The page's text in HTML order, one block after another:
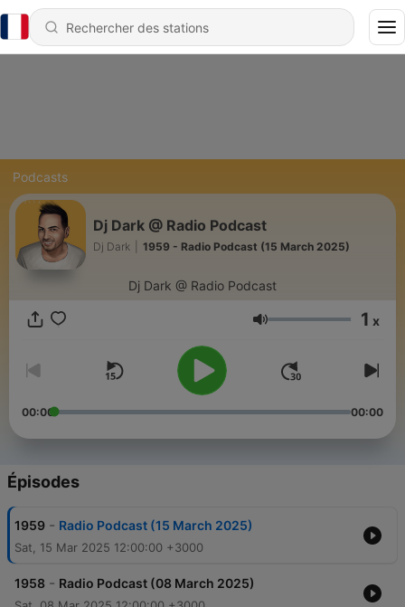
Podcasts
Dj Dark @ Radio Podcast
Dj Dark 1959 - Radio Podcast (15 March 2025)
Dj Dark @ Radio Podcast
Volume 1 x
00:00 00:00
Épisodes
1959 - Radio Podcast (15 March 2025)
Sat, 15 Mar 2025 12:00:00 +3000
1958 - Radio Podcast (08 March 2025)